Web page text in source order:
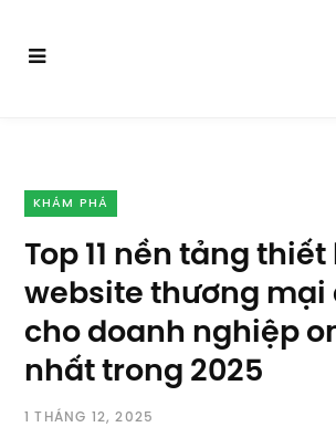
KHÁM PHÁ
Top 11 nền tảng thiết
website thương mại
cho doanh nghiệp
nhất trong 2025
1 THÁNG 12, 2025